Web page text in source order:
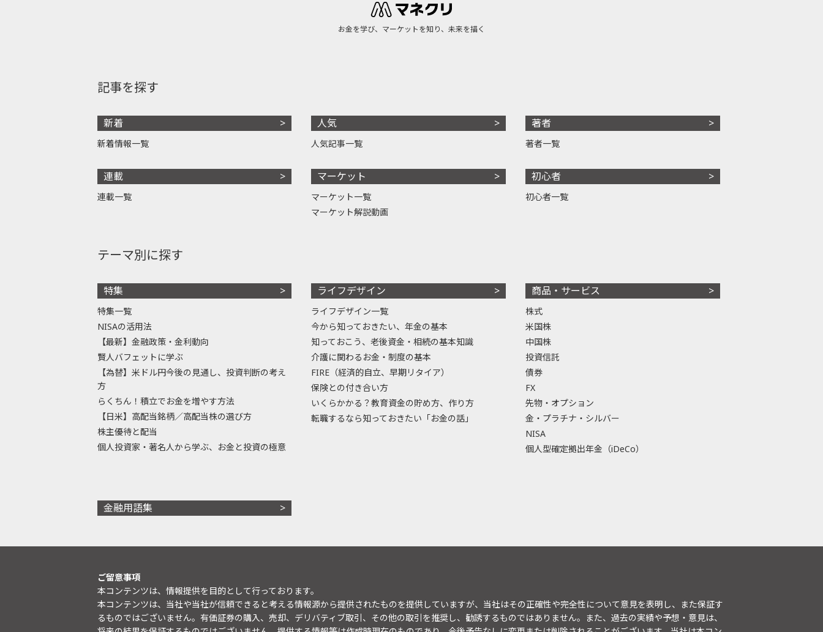
お金を学び、マーケットを知り、未来を描く
記事を探す
新着
新着情報一覧
連載
連載一覧
人気
人気記事一覧
マーケット
マーケット一覧
マーケット解説動画
著者
著者一覧
初心者
初心者一覧
テーマ別に探す
特集
特集一覧
NISAの活用法
【最新】金融政策・金利動向
賢人バフェットに学ぶ
【為替】米ドル円今後の見通し、投資判断の考え
方
らくちん！積立でお金を増やす方法
【日米】高配当銘柄／高配当株の選び方
株主優待と配当
個人投資家・著名人から学ぶ、お金と投資の極意
ライフデザイン
ライフデザイン一覧
今から知っておきたい、年金の基本
知っておこう、老後資金・相続の基本知識
介護に関わるお金・制度の基本
FIRE（経済的自立、早期リタイア）
保険との付き合い方
いくらかかる？教育資金の貯め方、作り方
転職するなら知っておきたい「お金の話」
商品・サービス
株式
米国株
中国株
投資信託
債券
FX
先物・オプション
金・プラチナ・シルバー
NISA
個人型確定拠出年金（iDeCo）
金融用語集
ご留意事項
本コンテンツは、情報提供を目的として行っております。
本コンテンツは、当社や当社が信頼できると考える情報源から提供されたものを提供していますが、当社はその正確性や完全性について意見を表明し、また保証す
るものではございません。有価証券の購入、売却、デリバティブ取引、その他の取引を推奨し、勧誘するものではありません。また、過去の実績や予想・意見は、